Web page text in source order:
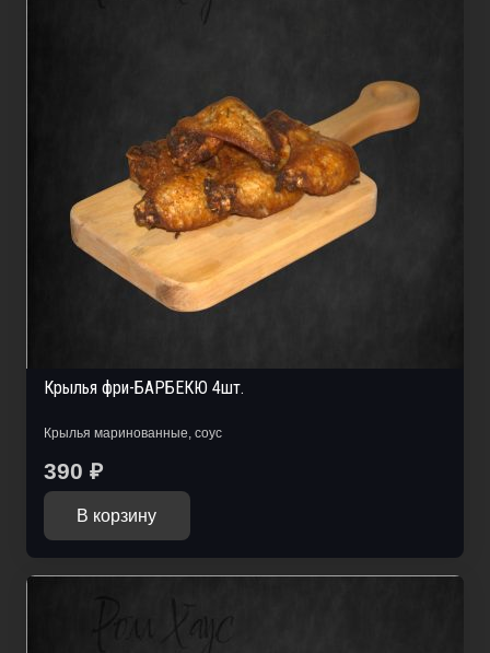
Крылья фри-БАРБЕКЮ 4шт.
Крылья маринованные, соус
390 ₽
В корзину